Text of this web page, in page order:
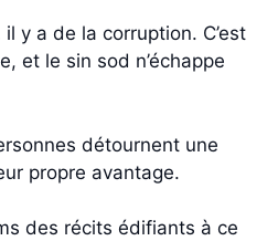
y a de la corruption. C’est
et le sin sod n’échappe
détournent une
propre avantage.
des récits édifiants à ce